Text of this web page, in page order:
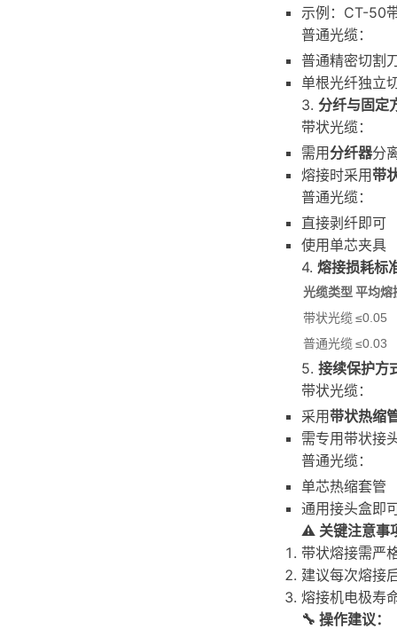
示例：CT-50
普通光缆：
普通精密切割
单根光纤独立
3. 分纤与固定
带状光缆：
需用分纤器分
熔接时采用带
普通光缆：
直接剥纤即可
使用单芯夹具
4. 熔接损耗标
光缆类型 平均熔
带状光缆≤0.05
普通光缆≤0.03
5. 接续保护方
带状光缆：
采用带状热缩
需专用带状接
普通光缆：
单芯热缩套管
通用接头盒即
⚠️ 关键注意事
带状熔接需严
建议每次熔接
熔接机电极寿
🔧 操作建议：